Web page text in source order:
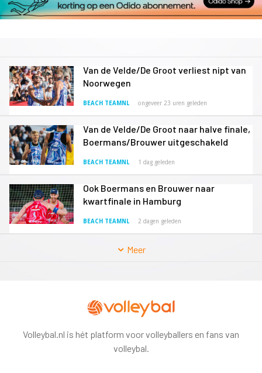
Van de Velde/De Groot verliest nipt van
Noorwegen
BEACH TEAMNL ongeveer 23 uren geleden
Van de Velde/De Groot naar halve finale,
Boermans/Brouwer uitgeschakeld
BEACH TEAMNL 1 dag geleden
Ook Boermans en Brouwer naar
kwartfinale in Hamburg
BEACH TEAMNL 2 dagen geleden
Meer
Volleybal.nl is hét platform voor volleyballers en fans van
volleybal.